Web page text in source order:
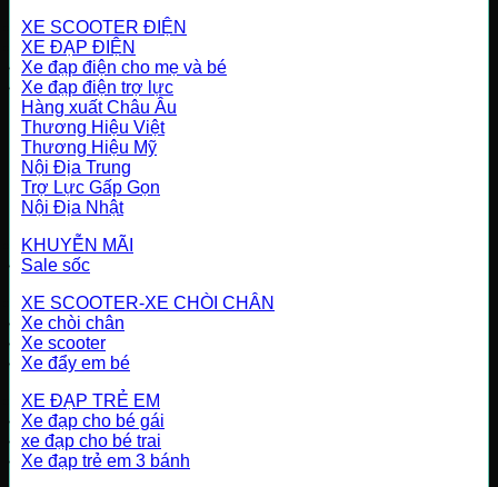
XE SCOOTER ĐIỆN
XE ĐẠP ĐIỆN
Xe đạp điện cho mẹ và bé
Xe đạp điện trợ lực
Hàng xuất Châu Âu
Thương Hiệu Việt
Thương Hiệu Mỹ
Nội Địa Trung
Trợ Lực Gấp Gọn
Nội Địa Nhật
KHUYỄN MÃI
Sale sốc
XE SCOOTER-XE CHÒI CHÂN
Xe chòi chân
Xe scooter
Xe đẩy em bé
XE ĐẠP TRẺ EM
Xe đạp cho bé gái
xe đạp cho bé trai
Xe đạp trẻ em 3 bánh